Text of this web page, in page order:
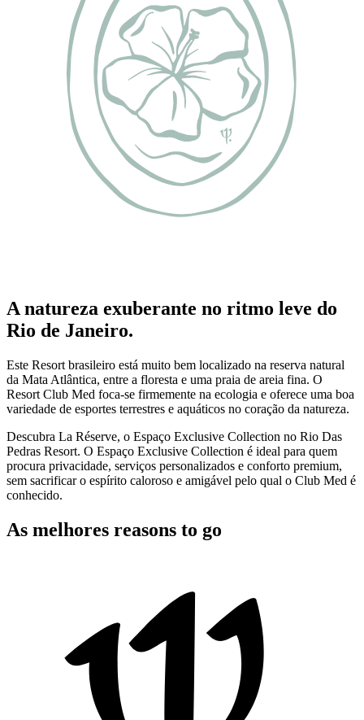
A natureza exuberante no ritmo leve do
Rio de Janeiro.
Este Resort brasileiro está muito bem localizado na reserva natural
da Mata Atlântica, entre a floresta e uma praia de areia fina. O
Resort Club Med foca-se firmemente na ecologia e oferece uma boa
variedade de esportes terrestres e aquáticos no coração da natureza.
Descubra La Réserve, o Espaço Exclusive Collection no Rio Das
Pedras Resort. O Espaço Exclusive Collection é ideal para quem
procura privacidade, serviços personalizados e conforto premium,
sem sacrificar o espírito caloroso e amigável pelo qual o Club Med é
conhecido.
As melhores reasons to go